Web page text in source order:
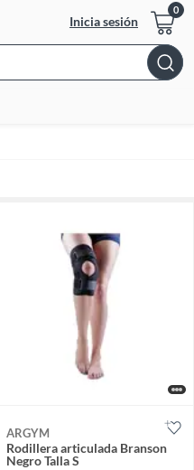
Inicia sesión
Bar
ARGYM
Rodillera articulada Branson
Negro Talla S